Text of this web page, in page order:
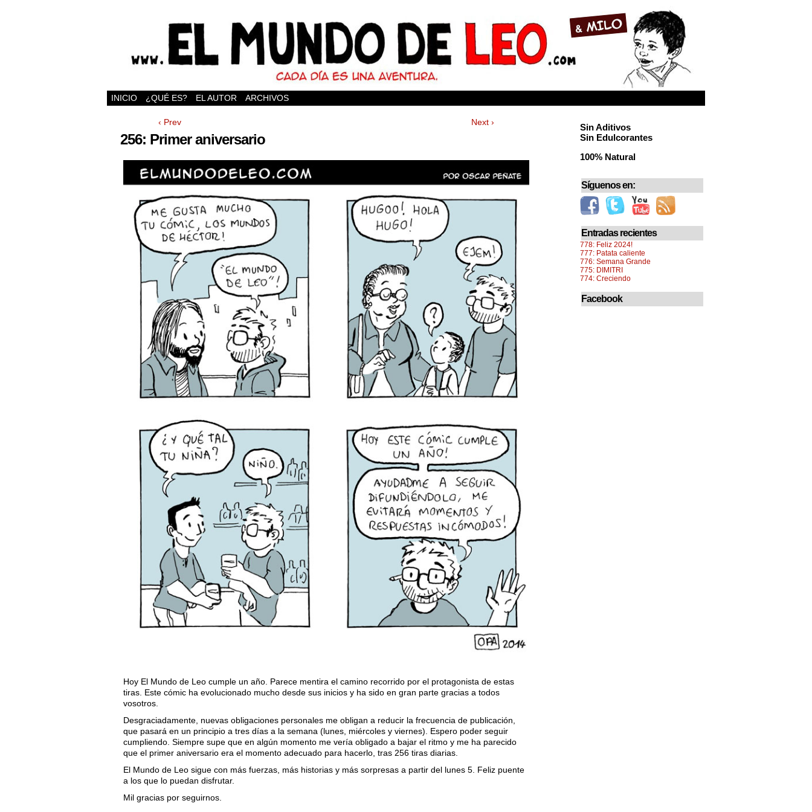
INICIO ¿QUÉ ES? EL AUTOR ARCHIVOS
‹ Prev Next ›
256: Primer aniversario
Hoy El Mundo de Leo cumple un año. Parece mentira el camino recorrido por el protagonista de estas
tiras. Este cómic ha evolucionado mucho desde sus inicios y ha sido en gran parte gracias a todos
vosotros.
Desgraciadamente, nuevas obligaciones personales me obligan a reducir la frecuencia de publicación,
que pasará en un principio a tres días a la semana (lunes, miércoles y viernes). Espero poder seguir
cumpliendo. Siempre supe que en algún momento me vería obligado a bajar el ritmo y me ha parecido
que el primer aniversario era el momento adecuado para hacerlo, tras 256 tiras diarias.
El Mundo de Leo sigue con más fuerzas, más historias y más sorpresas a partir del lunes 5. Feliz puente
a los que lo puedan disfrutar.
Mil gracias por seguirnos.
Sin Aditivos
Sin Edulcorantes
100% Natural
Síguenos en:
Entradas recientes
778: Feliz 2024!
777: Patata caliente
776: Semana Grande
775: DIMITRI
774: Creciendo
Facebook